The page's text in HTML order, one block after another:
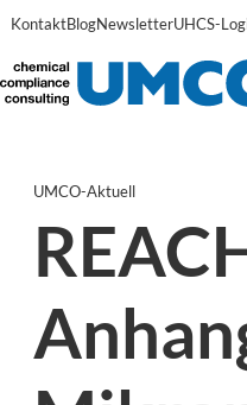
KontaktBlogNewsletterUHCS-
UMCO-Aktuell